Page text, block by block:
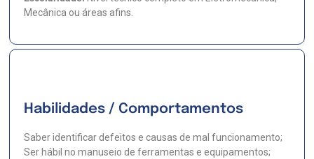
Mecânica ou áreas afins.
Habilidades / Comportamentos
Saber identificar defeitos e causas de mal funcionamento;
Ser hábil no manuseio de ferramentas e equipamentos;